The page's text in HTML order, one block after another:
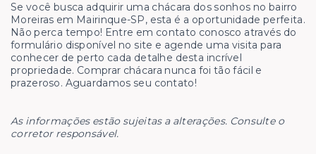
Se você busca adquirir uma chácara dos sonhos no bairro
Moreiras em Mairinque-SP, esta é a oportunidade perfeita.
Não perca tempo! Entre em contato conosco através do
formulário disponível no site e agende uma visita para
conhecer de perto cada detalhe desta incrível
propriedade. Comprar chácara nunca foi tão fácil e
prazeroso. Aguardamos seu contato!
As informações estão sujeitas a alterações. Consulte o
corretor responsável.